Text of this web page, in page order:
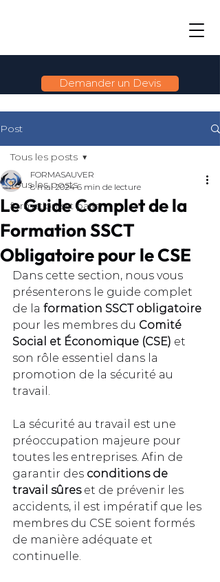
Demander un Devis
Post
Tous les posts
formation sst paris
Tous les posts
Le Guide Complet de la
Formation SSCT
Obligatoire pour le CSE
FORMASAUVER
8 mai 2024 6 min de lecture
Dans cette section, nous vous
présenterons le guide complet
de la formation SSCT obligatoire
pour les membres du Comité
Social et Économique (CSE) et
son rôle essentiel dans la
promotion de la sécurité au
travail.
La sécurité au travail est une
préoccupation majeure pour
toutes les entreprises. Afin de
garantir des conditions de
travail sûres et de prévenir les
accidents, il est impératif que les
membres du CSE soient formés
de manière adéquate et
continuelle.